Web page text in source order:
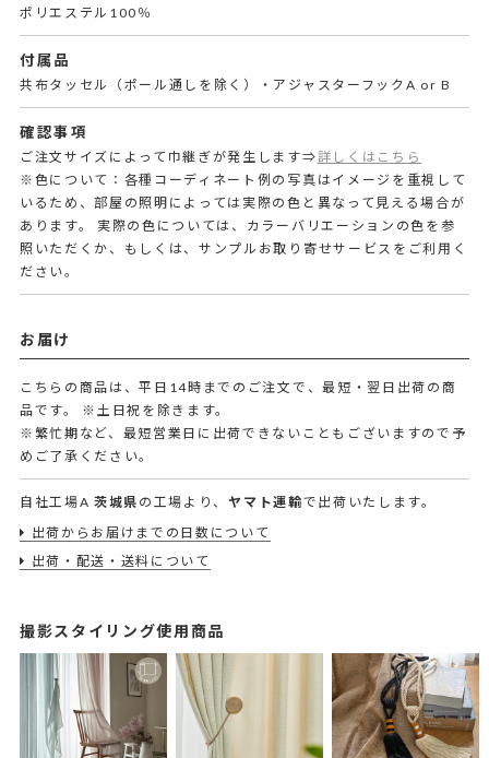
ポリエステル100％
付属品
共布タッセル（ポール通しを除く）・アジャスターフックA or B
確認事項
ご注文サイズによって巾継ぎが発生します⇒詳しくはこちら
※色について：各種コーディネート例の写真はイメージを重視して
いるため、部屋の照明によっては実際の色と異なって見える場合が
あります。 実際の色については、カラーバリエーションの色を参
照いただくか、もしくは、サンプルお取り寄せサービスをご利用く
ださい。
お届け
こちらの商品は、平日14時までのご注文で、最短・翌日出荷の商
品です。
※土日祝を除きます。
※繁忙期など、最短営業日に出荷できないこともございますので予
めご了承ください。
自社工場A 茨城県 の工場より、ヤマト運輸で出荷いたします。
出荷からお届けまでの日数について
出荷・配送・送料について
撮影スタイリング使用商品